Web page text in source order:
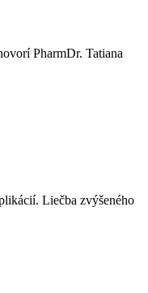
PharmDr. Tatiana
Liečba zvýšeného